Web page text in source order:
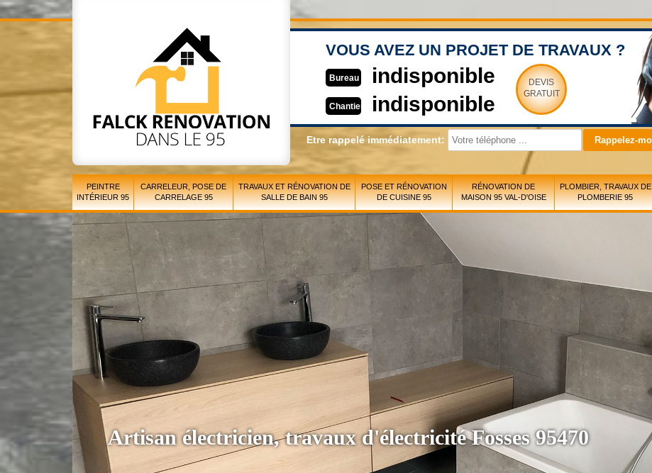
VOUS AVEZ UN PROJET DE TRAVAUX ?
Bureau indisponible
Chantier indisponible
DEVIS
GRATUIT
Etre rappelé immédiatement:
PEINTRE
INTÉRIEUR 95
CARRELEUR, POSE DE
CARRELAGE 95
TRAVAUX ET RÉNOVATION DE
SALLE DE BAIN 95
POSE ET RÉNOVATION
DE CUISINE 95
RÉNOVATION DE
MAISON 95 VAL-D'OISE
PLOMBIER, TRAVAUX DE
PLOMBERIE 95
Artisan électricien, travaux d'électricité Fosses 95470